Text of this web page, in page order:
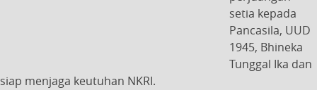
setia kepada
Pancasila, UUD
1945, Bhineka
Tunggal Ika dan
siap menjaga keutuhan NKRI.